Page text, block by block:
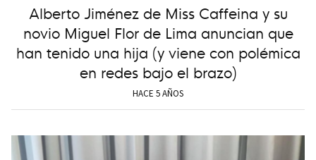
Alberto Jiménez de Miss Caffeina y su
novio Miguel Flor de Lima anuncian que
han tenido una hija (y viene con polémica
en redes bajo el brazo)
HACE 5 AÑOS